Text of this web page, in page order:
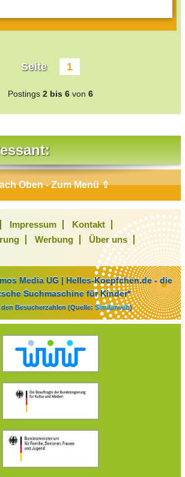
Seite 1
Postings 2 bis 6 von 6
Oben - Zum Menü ⇧
Impressum
Kontakt
Werbung
Über uns
Media UG | Helles-Koepfchen.de - die
Suchmaschine für Kinder*
Besucherzahlen (Quelle: Similarweb)